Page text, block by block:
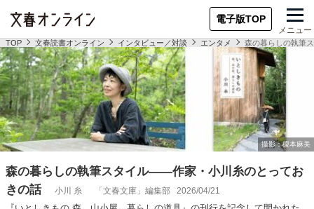
電子版TOP
メニュー
TOP 文春読書オンライン インタビュー／対談 エンタメ 森の暮らしの執筆
森の暮らしの執筆スタイル――作家・小川糸のとってお
きの話
小川 糸 「文春文庫」編集部 2026/04/21